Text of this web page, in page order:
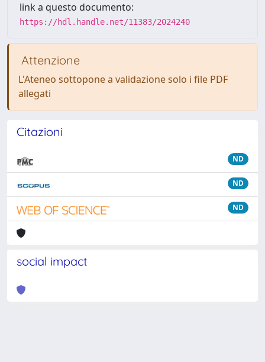
link a questo documento:
https://hdl.handle.net/11383/2024240
Attenzione
L'Ateneo sottopone a validazione solo i file PDF
allegati
Citazioni
ND
ND
ND
social impact